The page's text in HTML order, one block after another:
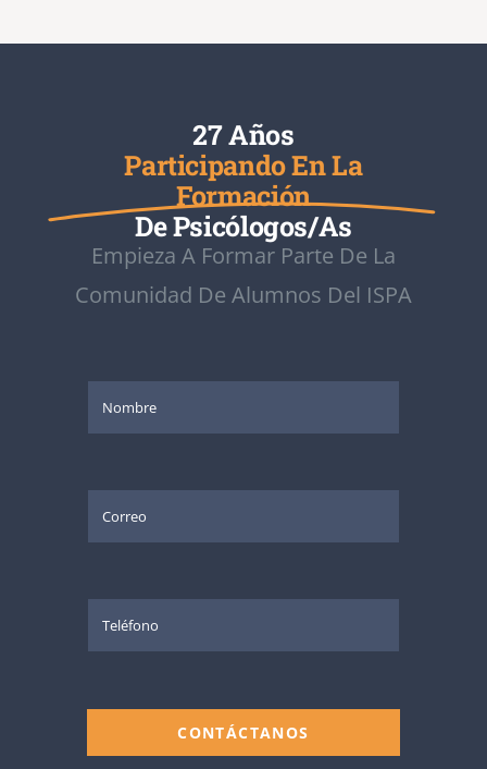
27 Años
Participando En La
Formación
De Psicólogos/as
Empieza A Formar Parte De La
Comunidad De Alumnos Del ISPA
CONTÁCTANOS